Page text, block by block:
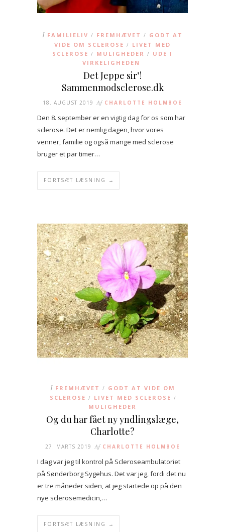
I FAMILIELIV / FREMHÆVET / GODT AT
VIDE OM SCLEROSE / LIVET MED
SCLEROSE / MULIGHEDER / UDE I
VIRKELIGHEDEN
Det Jeppe sir’!
Sammenmodsclerose.dk
18. AUGUST 2019 Af CHARLOTTE HOLMBOE
Den 8. september er en vigtig dag for os som har
sclerose. Det er nemlig dagen, hvor vores
venner, familie og også mange med sclerose
bruger et par timer…
FORTSÆT LÆSNING →
I FREMHÆVET /
GODT AT VIDE OM
SCLEROSE / LIVET MED SCLEROSE /
MULIGHEDER
Og du har fået ny yndlingslæge,
Charlotte?
27. MARTS 2019 Af CHARLOTTE HOLMBOE
I dag var jeg til kontrol på Scleroseambulatoriet
på Sønderborg Sygehus. Det var jeg, fordi det nu
er tre måneder siden, at jeg startede op på den
nye sclerosemedicin,…
FORTSÆT LÆSNING →